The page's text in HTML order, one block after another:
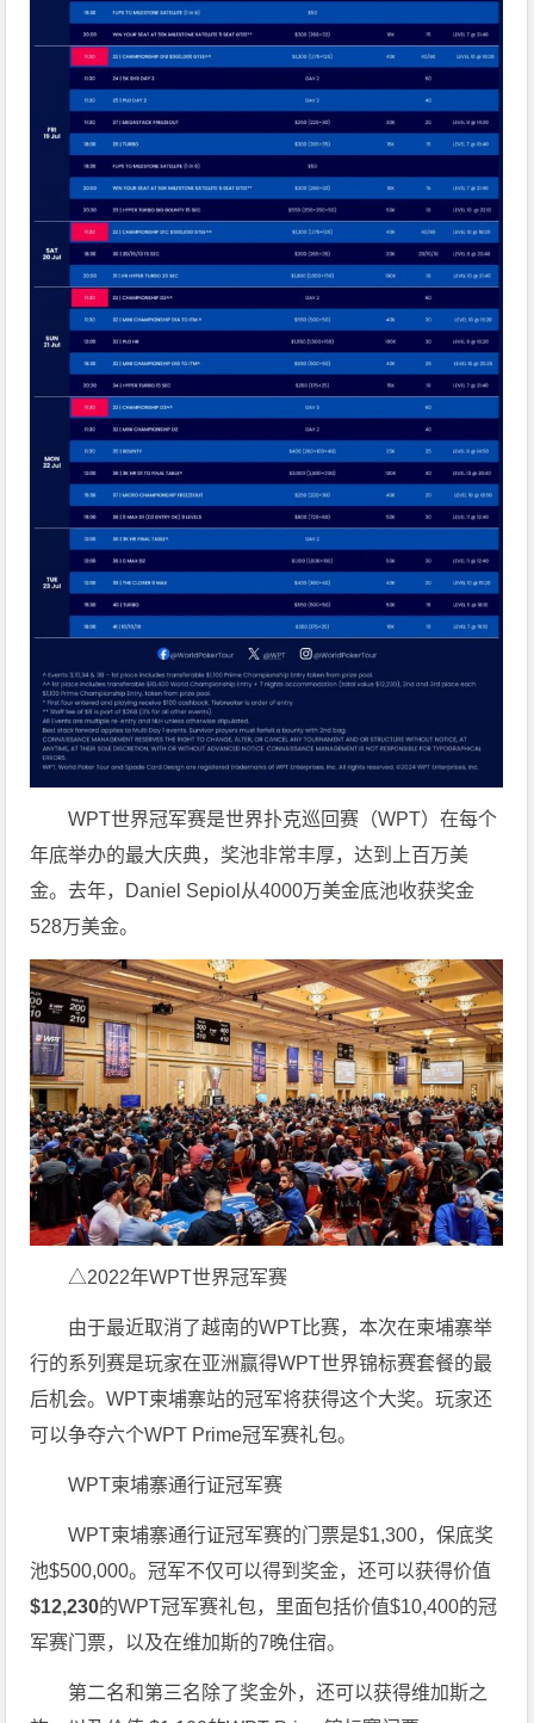
WPT世界冠军赛是世界扑克巡回赛（WPT）在每个
年底举办的最大庆典，奖池非常丰厚，达到上百万美
金。去年，Daniel Sepiol从4000万美金底池收获奖金
528万美金。
△2022年WPT世界冠军赛
由于最近取消了越南的WPT比赛，本次在柬埔寨举
行的系列赛是玩家在亚洲赢得WPT世界锦标赛套餐的最
后机会。WPT柬埔寨站的冠军将获得这个大奖。玩家还
可以争夺六个WPT Prime冠军赛礼包。
WPT柬埔寨通行证冠军赛
WPT柬埔寨通行证冠军赛的门票是$1,300，保底奖
池$500,000。冠军不仅可以得到奖金，还可以获得价值
$12,230的WPT冠军赛礼包，里面包括价值$10,400的冠
军赛门票，以及在维加斯的7晚住宿。
第二名和第三名除了奖金外，还可以获得维加斯之